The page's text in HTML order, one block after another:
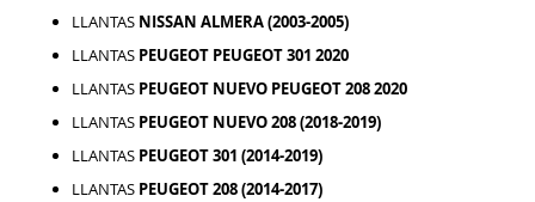
LLANTAS NISSAN ALMERA (2003-2005)
LLANTAS PEUGEOT PEUGEOT 301 2020
LLANTAS PEUGEOT NUEVO PEUGEOT 208 2020
LLANTAS PEUGEOT NUEVO 208 (2018-2019)
LLANTAS PEUGEOT 301 (2014-2019)
LLANTAS PEUGEOT 208 (2014-2017)